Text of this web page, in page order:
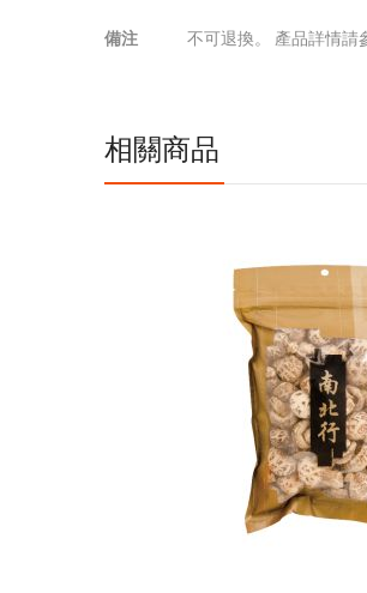
更
備注 不可退換。 產品詳情請
相關商品